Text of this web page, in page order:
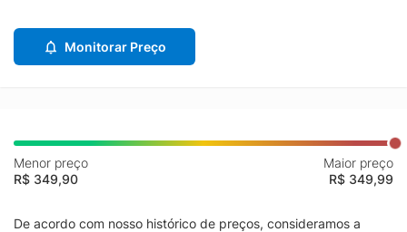
Monitorar Preço
Menor preço
R$ 349,90
Maior preço
R$ 349,99
De acordo com nosso histórico de preços, consideramos a